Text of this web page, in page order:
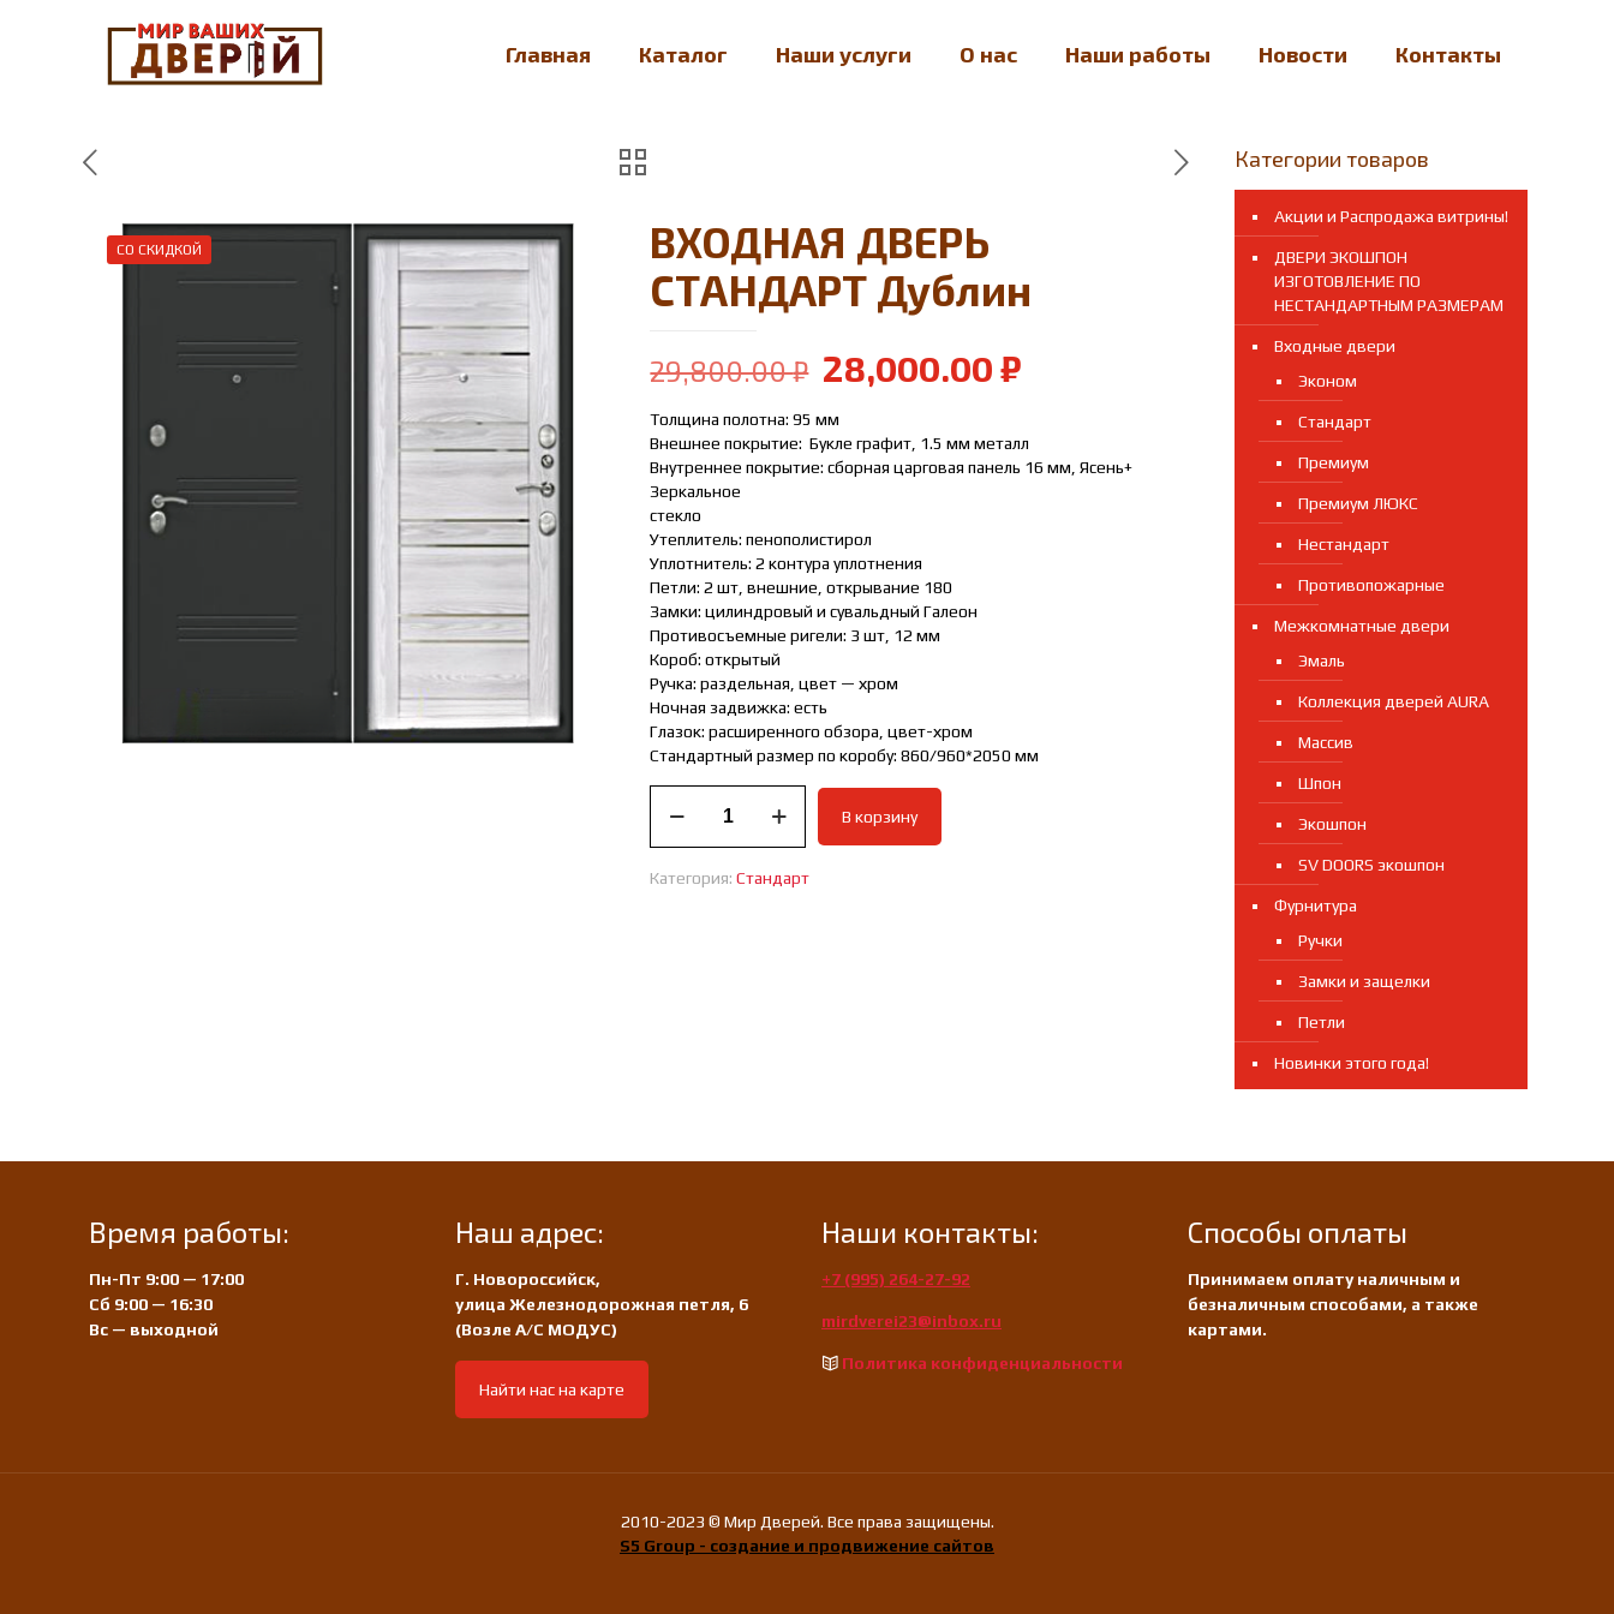
Главная Каталог Наши услуги О нас Наши работы Новости Контакты
СО СКИДКОЙ
ВХОДНАЯ ДВЕРЬ
СТАНДАРТ Дублин
29,800.00₽ Первоначальная
цена
составляла
29,800.00 ₽.
28,000.00₽
28,000.00 ₽.
Толщина полотна: 95 мм
Внешнее покрытие: Букле графит, 1.5 мм металл
Внутреннее покрытие: сборная царговая панель 16 мм, Ясень+
Зеркальное
стекло
Утеплитель: пенополистирол
Уплотнитель: 2 контура уплотнения
Петли: 2 шт, внешние, открывание 180
Замки: цилиндровый и сувальдный Галеон
Противосъемные ригели: 3 шт, 12 мм
Короб: открытый
Ручка: раздельная, цвет — хром
Ночная задвижка: есть
Глазок: расширенного обзора, цвет-хром
Стандартный размер по коробу: 860/960*2050 мм
товара
ВХОДНАЯ
СТАНДАРТ
В корзину
Категория:Стандарт
Категории товаров
Акции и Распродажа витрины!
ДВЕРИ ЭКОШПОН
ИЗГОТОВЛЕНИЕ ПО
НЕСТАНДАРТНЫМ РАЗМЕРАМ
Входные двери
Эконом
Стандарт
Премиум
Премиум ЛЮКС
Нестандарт
Противопожарные
Межкомнатные двери
Эмаль
Коллекция дверей AURA
Массив
Шпон
Экошпон
SV DOORS экошпон
Фурнитура
Ручки
Замки и защелки
Петли
Новинки этого года!
Время работы:
Пн-Пт 9:00 — 17:00
Сб 9:00 — 16:30
Вс — выходной
Наш адрес:
Г. Новороссийск,
улица Железнодорожная петля, 6
(Возле А/С МОДУС)
Найти нас на карте
Наши контакты:
+7 (995) 264-27-92
mirdverei23@inbox.ru
Политика конфиденциальности
Способы оплаты
Принимаем оплату наличным и
безналичным способами, а также
картами.
2010-2023 © Мир Дверей. Все права защищены.
S5 Group - создание и продвижение сайтов